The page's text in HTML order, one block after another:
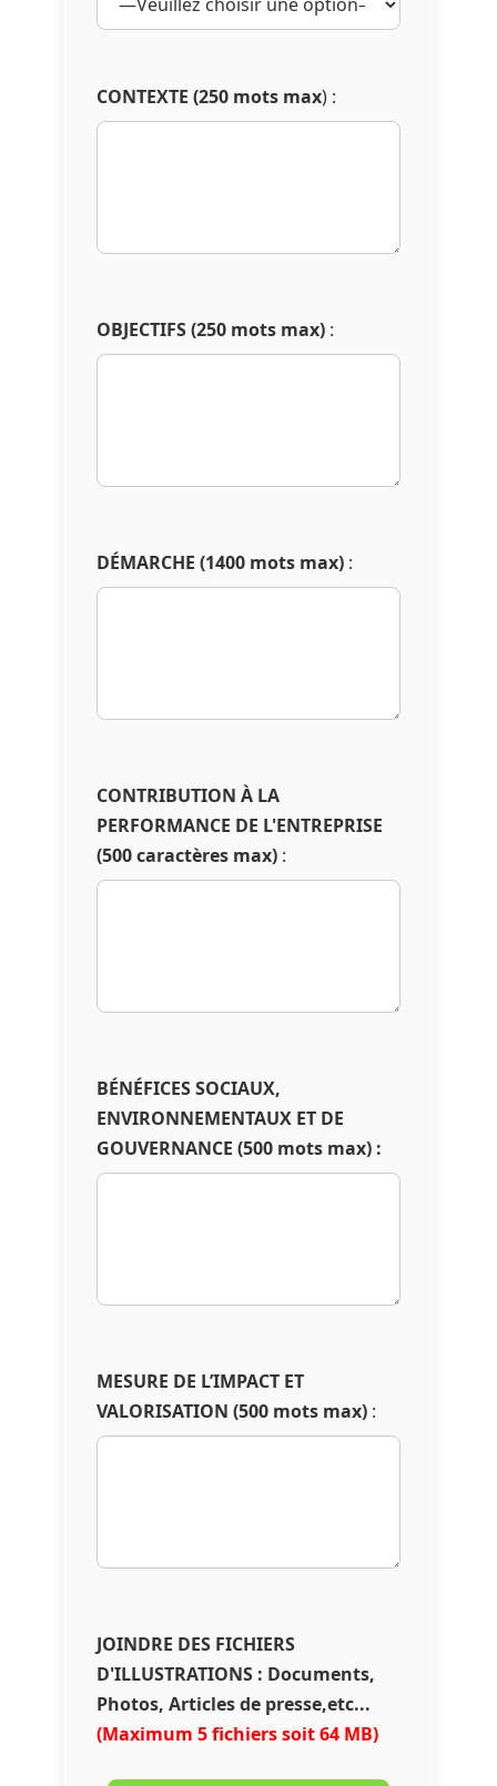
CONTEXTE (250 mots max) :
OBJECTIFS (250 mots max):
DÉMARCHE (1400 mots max):
CONTRIBUTION À LA
PERFORMANCE DE L'ENTREPRISE
(500 caractères max):
BÉNÉFICES SOCIAUX,
ENVIRONNEMENTAUX ET DE
GOUVERNANCE (500 mots max) :
MESURE DE L’IMPACT ET
VALORISATION (500 mots max):
JOINDRE DES FICHIERS
D'ILLUSTRATIONS : Documents,
Photos, Articles de presse,etc...
(Maximum 5 fichiers soit 64 MB)